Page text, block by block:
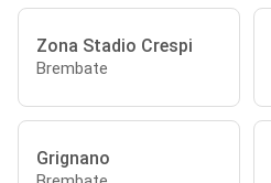
Zona Stadio Crespi
Brembate
Grignano